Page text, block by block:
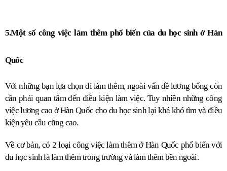
5.Một số công việc làm thêm phổ biến của du học sinh ở Hàn
Quốc
Với những bạn lựa chọn đi làm thêm, ngoài vấn đề lương bổng còn
cần phải quan tâm đến điều kiện làm việc. Tuy nhiên những công
việc lương cao ở Hàn Quốc cho du học sinh lại khá khó tìm và điều
kiện yêu cầu cũng cao.
Về cơ bản, có 2 loại công việc làm thêm ở Hàn Quốc phổ biến với
du học sinh là làm thêm trong trường và làm thêm bên ngoài.